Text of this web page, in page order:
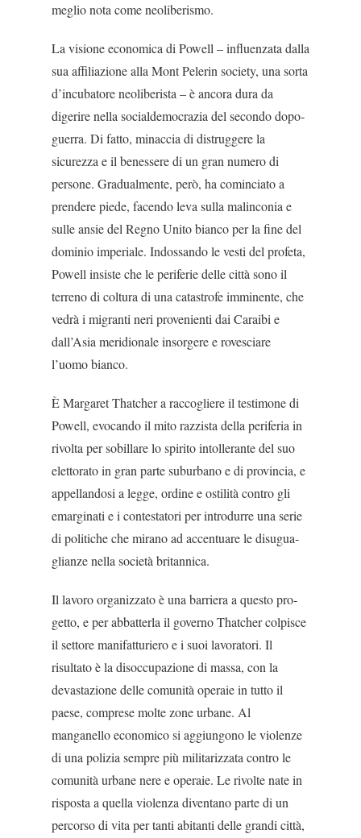
meglio nota come neoliberismo.
La visione economica di Powell – influenzata dal­la
sua affiliazione alla Mont Pelerin so­ciety, una sorta
d’incubatore neoliberi­sta – è ancora dura da
digerire nella socialdemocrazia del secondo dopo­
guerra. Di fatto, minaccia di distruggere la
sicurezza e il benessere di un gran numero di
persone. Gradualmente, però, ha cominciato a
prendere piede, facendo leva sulla malinconia e
sulle ansie del Regno Unito bianco per la fi­ne del
dominio imperiale. Indossando le vesti del profeta,
Powell insiste che le periferie delle città sono il
terreno di coltura di una catastrofe imminente, che
vedrà i mi­granti neri provenienti dai Caraibi e
dall’Asia meri­dionale insorgere e rovesciare
l’uomo bianco.
È Margaret Thatcher a raccogliere il testimone di
Powell, evocando il mito razzista della periferia in
rivolta per sobillare lo spirito intollerante del suo
elettorato in gran parte suburbano e di provincia, e
appellandosi a legge, ordine e ostilità contro gli
emarginati e i contestatori per introdurre una serie
di politiche che mirano ad accentuare le disugua­
glianze nella società britannica.
Il lavoro organizzato è una barriera a questo pro­
getto, e per abbatterla il governo Thatcher colpisce
il settore manifatturiero e i suoi lavoratori. Il
risultato è la disoccupazione di massa, con la
devastazione delle comunità operaie in tutto il
paese, comprese molte zone urbane. Al
manganello economico si ag­giungono le violenze
di una polizia sempre più mili­tarizzata contro le
comunità urbane nere e operaie. Le rivolte nate in
risposta a quella violenza diventa­no parte di un
percorso di vita per tanti abitanti delle grandi città,